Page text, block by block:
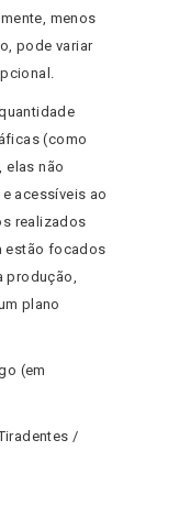
menos
pode variar
(como
elas não
acessíveis ao
realizados
estão focados
produção,
plano
(em
/